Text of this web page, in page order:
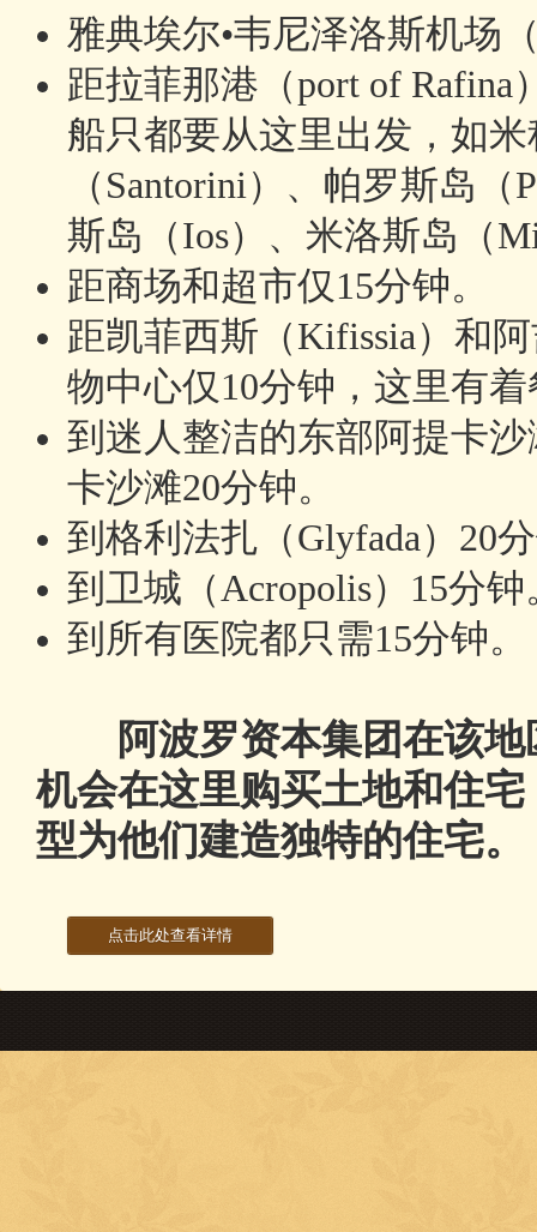
雅典埃尔•韦尼泽洛斯机场
距拉菲那港（port of
船只都要从这里出发，如
（Santorini）、帕罗斯岛
斯岛（Ios）、米洛斯岛（
距商场和超市仅15分钟。
距凯菲西斯（Kifissia）和
物中心仅10分钟，这里有
到迷人整洁的东部阿提卡沙
卡沙滩20分钟。
到格利法扎（Glyfada）20
到卫城（Acropolis）15分钟
到所有医院都只需15分钟。
阿波罗资本集团在该地
机会在这里购买土地和住
型为他们建造独特的住宅。
点击此处查看详情